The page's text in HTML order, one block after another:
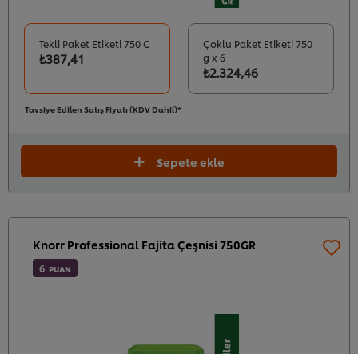
Tekli Paket Etiketi 750 G
₺387,41
Çoklu Paket Etiketi 750
g x 6
₺2.324,46
Tavsiye Edilen Satış Fiyatı (KDV Dahil)*
Sepete ekle
Knorr Professional Fajita Çeşnisi 750GR
6 PUAN